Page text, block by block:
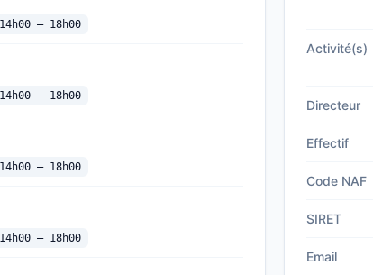
14h00 — 18h00
14h00 — 18h00
14h00 — 18h00
14h00 — 18h00
Activité(s)
Directeur
Effectif
Code NAF
SIRET
Email